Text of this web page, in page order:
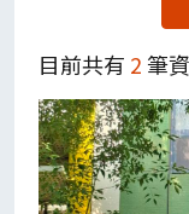
目前共有 2 筆